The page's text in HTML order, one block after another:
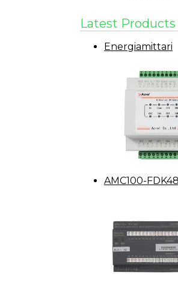
Latest Products
Energiamittari
AMC100-FDK48